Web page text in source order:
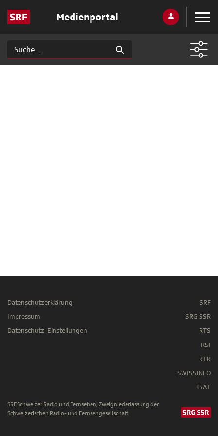
Medienportal
Datenschutzerklärung
Impressum
Datenschutz-Einstellungen
SRF
SRG SSR
RTS
RSI
RTR
SWISSINFO
3SAT
SRF Schweizer Radio und Fernsehen, Zweigniederlassung der
Schweizerischen Radio- und Fernsehgesellschaft